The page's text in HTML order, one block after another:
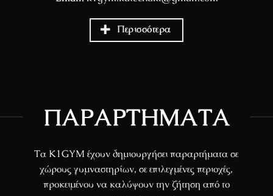
Περισσότερα
ΠΑΡΑΡΤΉΜΑΤΑ
Τα K1GYM έχουν δημιουργήσει παραρτήματα σε
χώρους γυμναστηρίων, σε επιλεγμένες περιοχές,
προκειμένου να καλύψουν την ζήτηση από το